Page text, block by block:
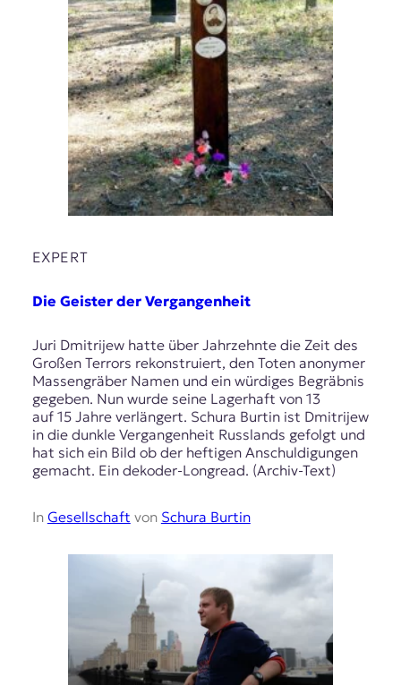
EXPERT
Die Geister der Vergangenheit
Juri Dmitrijew hatte über Jahrzehnte die Zeit des
Großen Terrors rekonstruiert, den Toten anonymer
Massengräber Namen und ein würdiges Begräbnis
gegeben. Nun wurde seine Lagerhaft von 13
auf 15 Jahre verlängert. Schura Burtin ist Dmitrijew
in die dunkle Vergangenheit Russlands gefolgt und
hat sich ein Bild ob der heftigen Anschuldigungen
gemacht. Ein dekoder-Longread. (Archiv-Text)
In Gesellschaft von Schura Burtin